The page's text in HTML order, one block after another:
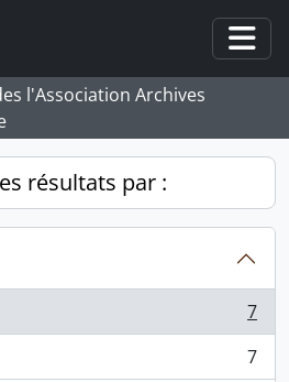
l'Association Archives
résultats par :
7
7